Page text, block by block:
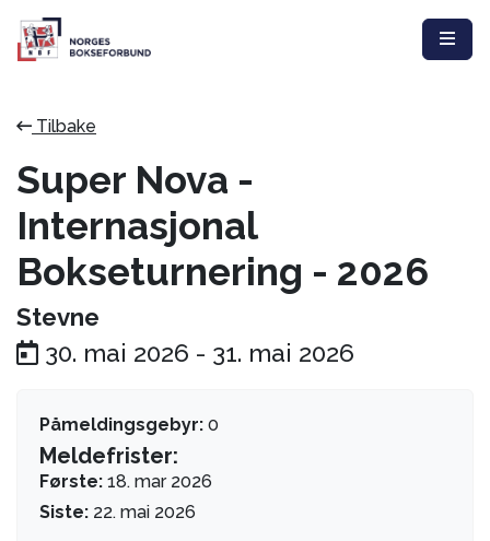
Tilbake
Super Nova -
Internasjonal
Bokseturnering - 2026
Stevne
30. mai 2026 - 31. mai 2026
Påmeldingsgebyr: 0
Meldefrister:
Første: 18. mar 2026
Siste: 22. mai 2026